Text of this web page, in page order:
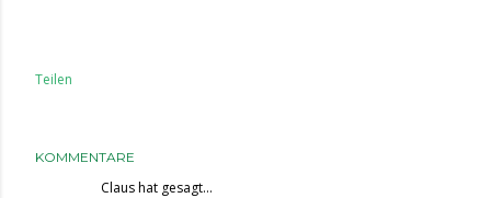
Teilen
KOMMENTARE
Claushat gesagt…